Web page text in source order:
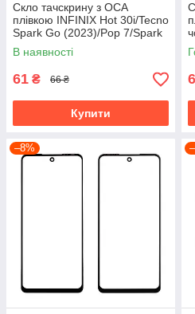
Скло тачскрину з OCA
плівкою INFINIX Hot 30i/Tecno
Spark Go (2023)/Pop 7/Spark
10 (2023) чорне, з
олеофобним покриттям,
В наявності
61 ₴ 66 ₴
Купити
–8%